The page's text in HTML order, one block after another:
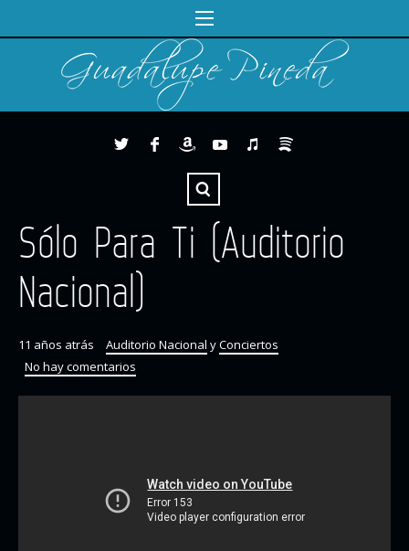
Sólo Para Ti (Auditorio
Nacional)
11 años atrás Auditorio Nacional yConciertos
No hay comentarios